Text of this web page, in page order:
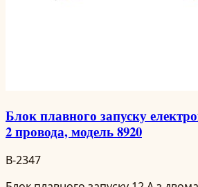
Блок плавного запуску
2 провода, модель 8920
B-2347